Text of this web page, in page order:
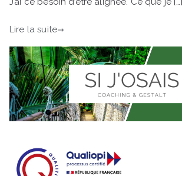
Lire la suite